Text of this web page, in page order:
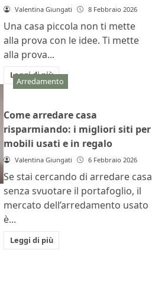
Valentina Giungati 8 Febbraio 2026
Una casa piccola non ti mette
alla prova con le idee. Ti mette
alla prova...
Leggi di più
Arredamento
Come arredare casa
risparmiando: i migliori siti per
mobili usati e in regalo
Valentina Giungati 6 Febbraio 2026
Se stai cercando di arredare casa
senza svuotare il portafoglio, il
mercato dell’arredamento usato
è...
Leggi di più